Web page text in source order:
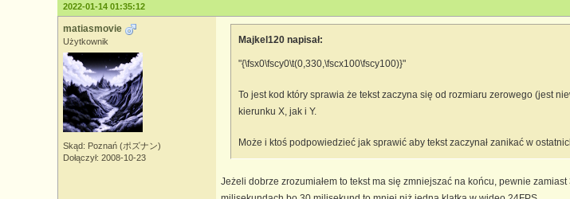
2022-01-14 01:35:12
matiasmovie
Użytkownik
Skąd: Poznań (ポズナン)
Dołączył: 2008-10-23
Majkel120 napisał:
"{\fsx0\fscy0\t(0,330,\fscx100\fscy100)}"
To jest kod który sprawia że tekst zaczyna się od rozmiaru zerowego (jest
kierunku X, jak i Y.
Może i ktoś podpowiedzieć jak sprawić aby tekst zaczynał zanikać w
Jeżeli dobrze zrozumiałem to tekst ma się zmniejszać na końcu, pewnie